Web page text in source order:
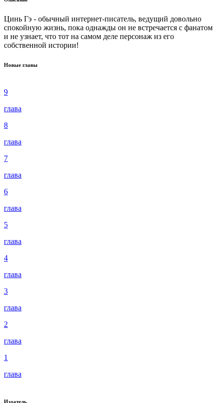
Цинь Гэ - обычный интернет-писатель, ведущий довольно
спокойную жизнь, пока однажды он не встречается с фанатом
и не узнает, что тот на самом деле персонаж из его
собственной истории!
Новые главы
9
глава
8
глава
7
глава
6
глава
5
глава
4
глава
3
глава
2
глава
1
глава
Издатель